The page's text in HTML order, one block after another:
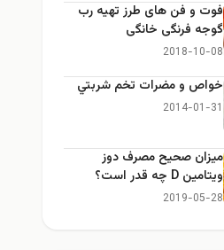
فوت و فن های طرز تهیه رب
گوجه فرنگی خانگی
2018-10-08
خواص و مضرات تخم شربتي
2014-01-31
میزان صحیح مصرف دوز
ویتامین D چه قدر است؟
2019-05-28